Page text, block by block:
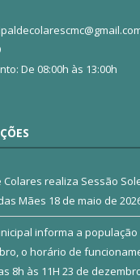
De 08:00h às 13:00h
Colares realiza Sessão
Mães 18 de maio de
informa a
o horário de
8h às 11H 23 de